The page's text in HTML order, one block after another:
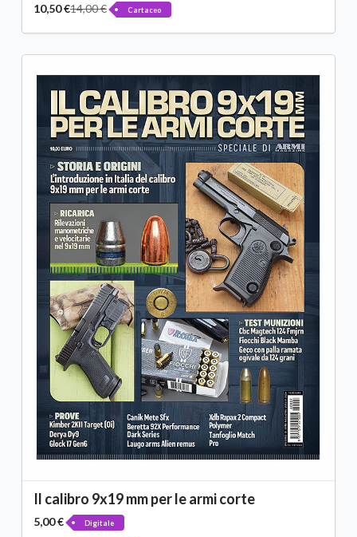
10,50 €14,00 € Cartaceo
Il calibro 9x19 mm per le armi corte
5,00 € Digitale